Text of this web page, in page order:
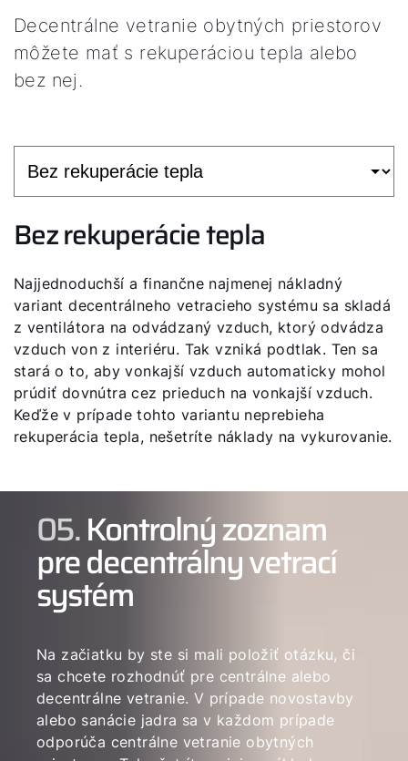
Decentrálne vetranie obytných priestorov
môžete mať s rekuperáciou tepla alebo
bez nej.
Bez rekuperácie tepla
Najjednoduchší a finančne najmenej nákladný
variant decentrálneho vetracieho systému sa skladá
z ventilátora na odvádzaný vzduch, ktorý odvádza
vzduch von z interiéru. Tak vzniká podtlak. Ten sa
stará o to, aby vonkajší vzduch automaticky mohol
prúdiť dovnútra cez prieduch na vonkajší vzduch.
Keďže v prípade tohto variantu neprebieha
rekuperácia tepla, nešetríte náklady na vykurovanie.
05.Kontrolný zoznam
pre decentrálny vetrací
systém
Na začiatku by ste si mali položiť otázku, či
sa chcete rozhodnúť pre centrálne alebo
decentrálne vetranie. V prípade novostavby
alebo sanácie jadra sa v každom prípade
odporúča centrálne vetranie obytných